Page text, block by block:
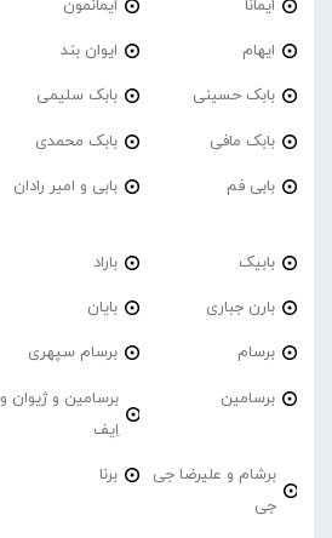
ایمانا ایمانمون
ایهام ایوان بند
بابک حسینی بابک سلیمی
بابک مافی بابک محمدی
بابی فم بابی و امیر رادان
بابیک باراد
بارن جباری بایان
برسام برسام سپهری
برسامین
برسامین و ژیوان و
اِیف
برشام و علیرضا جی
جی
برنا